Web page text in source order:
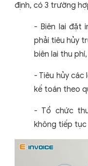
định, có 3 trường
- Biên lai đặt
phải tiêu hủy
biên lai thu
- Tiêu hủy các
kế toán theo
- Tổ chức
không tiếp tục